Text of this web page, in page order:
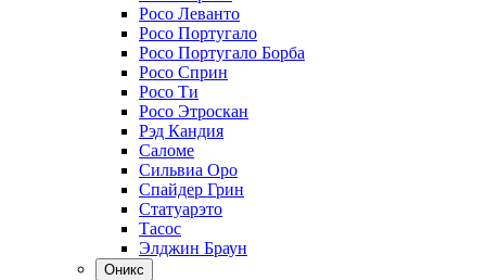
Росо Леванто
Росо Португало
Росо Португало Борба
Росо Сприн
Росо Ти
Росо Этроскан
Рэд Кандия
Саломе
Сильвиа Оро
Спайдер Грин
Статуарэто
Тасос
Элджин Браун
Оникс